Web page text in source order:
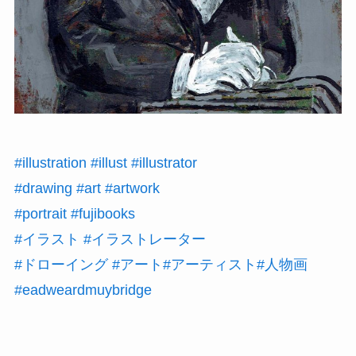
#illustration #illust #illustrator
#drawing #art #artwork
#portrait #fujibooks
#イラスト #イラストレーター
#ドローイング #アート #アーティスト #人物画
#eadweardmuybridge